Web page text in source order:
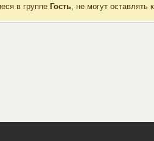
в группе Гость, не могут оставлять